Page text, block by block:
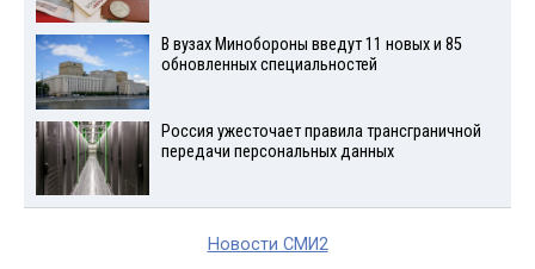
В вузах Минобороны введут 11 новых и 85
обновленных специальностей
Россия ужесточает правила трансграничной
передачи персональных данных
Новости СМИ2